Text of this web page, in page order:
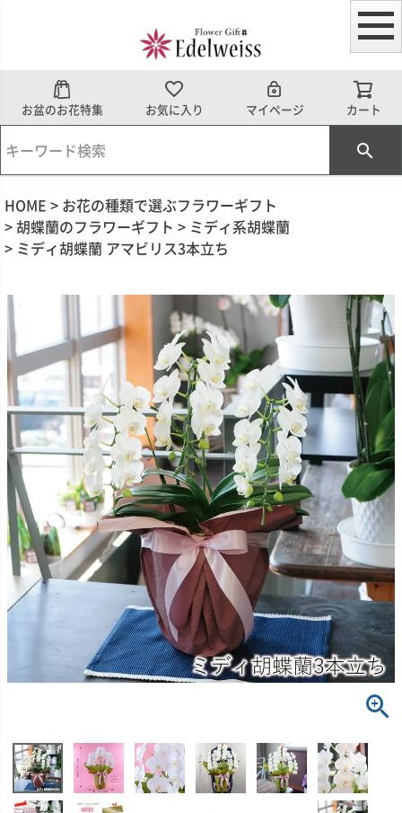
お盆のお花特集 お気に入り マイページ カート
HOME
お花の種類で選ぶフラワーギフト
胡蝶蘭のフラワーギフト
ミディ系胡蝶蘭
ミディ胡蝶蘭 アマビリス3本立ち